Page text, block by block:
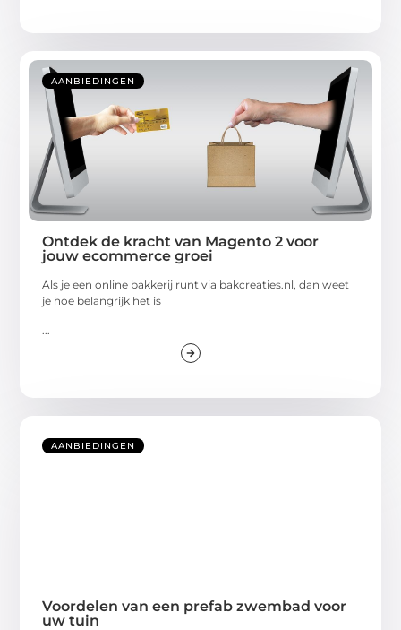
AANBIEDINGEN
Ontdek de kracht van Magento 2 voor
jouw ecommerce groei
Als je een online bakkerij runt via bakcreaties.nl, dan weet
je hoe belangrijk het is
AANBIEDINGEN
Voordelen van een prefab zwembad voor
uw tuin